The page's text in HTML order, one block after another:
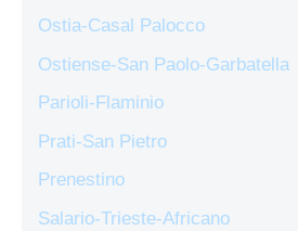
Ostia-Casal Palocco
Ostiense-San Paolo-Garbatella
Parioli-Flaminio
Prati-San Pietro
Prenestino
Salario-Trieste-Africano